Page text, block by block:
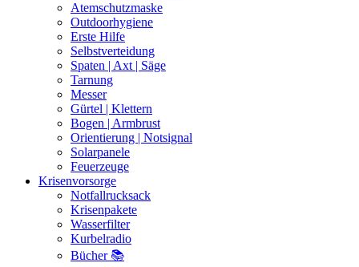
Atemschutzmaske
Outdoorhygiene
Erste Hilfe
Selbstverteidung
Spaten | Axt | Säge
Tarnung
Messer
Gürtel | Klettern
Bogen | Armbrust
Orientierung | Notsignal
Solarpanele
Feuerzeuge
Krisenvorsorge
Notfallrucksack
Krisenpakete
Wasserfilter
Kurbelradio
Bücher 📚